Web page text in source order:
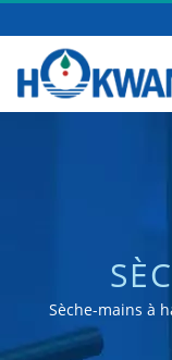
Sèche-mains à
Fabricant de